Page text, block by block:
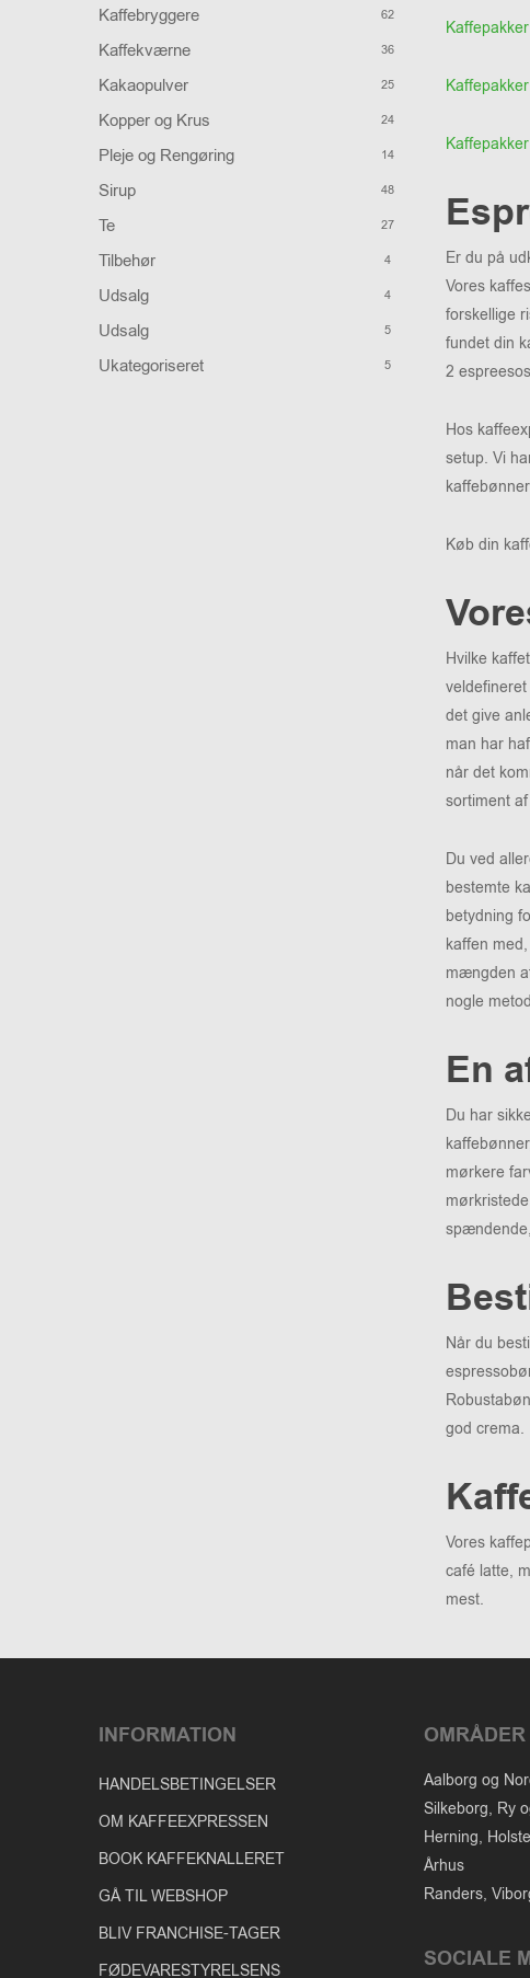
Kaffebryggere 62
Kaffekværne 36
Kakaopulver 25
Kopper og Krus 24
Pleje og Rengøring 14
Sirup 48
Te 27
Tilbehør 4
Udsalg 4
Udsalg 5
Ukategoriseret 5
Er du på
Vores
forskellige
fundet din
2
Hos
setup. Vi
Køb din
Hvilke
det give
man har
når det
sortiment
Du ved
bestemte
betydning
kaffen
mængden
nogle
En
Du har
mørkere
Når du
god crema.
Vores
café latte,
mest.
INFORMATION
HANDELSBETINGELSER
OM KAFFEEXPRESSEN
BOOK KAFFEKNALLERET
GÅ TIL WEBSHOP
BLIV FRANCHISE-TAGER
FØDEVARESTYRELSENS
OMRÅDER
Aalborg og
Silkeborg, Ry
Herning,
Århus
Randers,
SOCIALE